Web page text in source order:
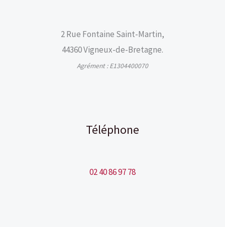
2 Rue Fontaine Saint-Martin,
44360 Vigneux-de-Bretagne.
Agrément : E1304400070
Téléphone
02 40 86 97 78